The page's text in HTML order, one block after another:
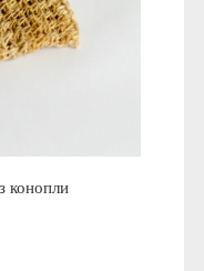
конопли